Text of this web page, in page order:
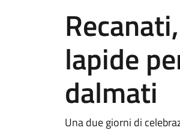
lapide
dalmati
Una due giorni di